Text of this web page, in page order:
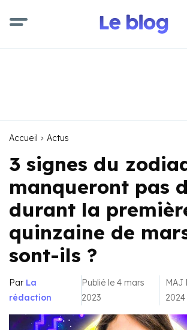
Accueil Actus
3 signes du
manqueront pas
durant la
quinzaine de
sont-ils ?
Par La
rédaction
Publié le 4 mars
2023
MAJ
2024